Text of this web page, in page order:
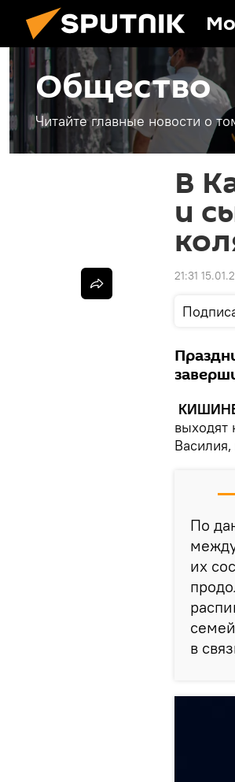
Общество
Читайте главные новости о
В
и
21:31
выходят
По
их
в